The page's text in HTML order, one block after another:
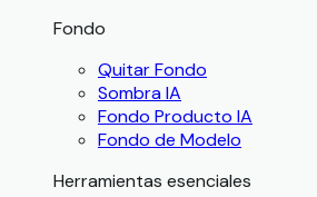
Fondo
Quitar Fondo
Sombra IA
Fondo Producto IA
Fondo de Modelo
Herramientas esenciales